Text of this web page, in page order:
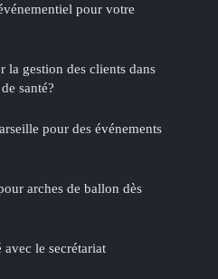
pour votre
la gestion des clients dans
santé?
pour des événements
arches de ballon dès
le secrétariat